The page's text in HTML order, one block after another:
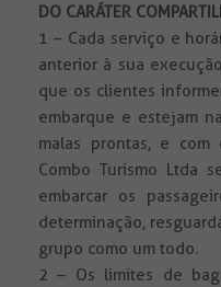
DO CARÁTER
1 – Cada serviço e
anterior à sua
que os clientes
embarque e estejam
malas prontas, e
Combo Turismo Ltda
embarcar os
determinação,
grupo como um todo.
2 – Os limites de